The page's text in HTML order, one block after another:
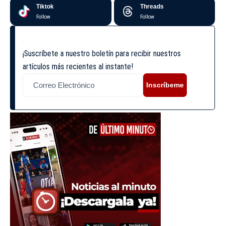
Tiktok
Follow
Threads
Follow
¡Suscríbete a nuestro boletín para recibir nuestros
artículos más recientes al instante!
Inscríbeme